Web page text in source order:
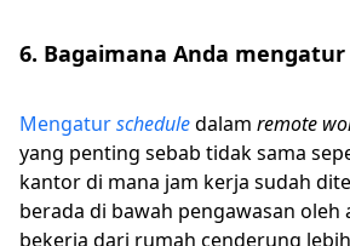
6. Bagaimana Anda
Mengaturscheduledalam remote
yang penting sebab tidak sama
kantor di mana jam kerja sudah
berada di bawah pengawasan oleh
bekerja dari rumah cenderung